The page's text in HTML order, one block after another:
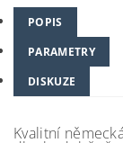
POPIS
PARAMETRY
DISKUZE
Kvalitní